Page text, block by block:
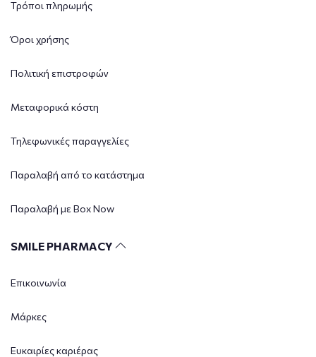
Τρόποι πληρωμής
Όροι χρήσης
Πολιτική επιστροφών
Μεταφορικά κόστη
Τηλεφωνικές παραγγελίες
Παραλαβή από το κατάστημα
Παραλαβή με Box Now
SMILE PHARMACY
Επικοινωνία
Μάρκες
Ευκαιρίες καριέρας